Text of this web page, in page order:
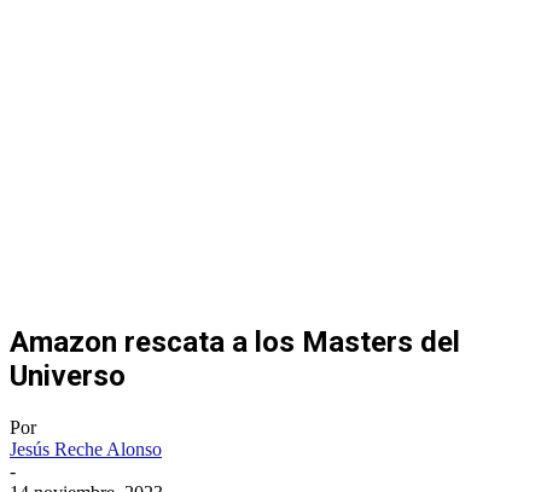
Amazon rescata a los Masters del
Universo
Por
Jesús Reche Alonso
-